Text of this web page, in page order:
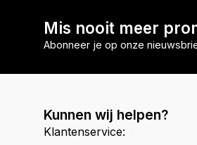
Mis nooit meer
Abonneer je op onze
Kunnen wij helpen?
Klantenservice: